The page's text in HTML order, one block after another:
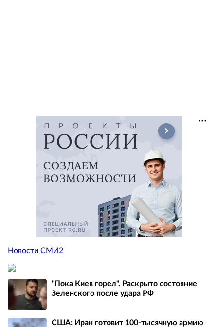
Новости СМИ2
"Пока Киев горел". Раскрыто состояние
Зеленского после удара РФ
США: Иран готовит 100-тысячную армию